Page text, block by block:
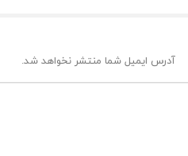
آدرس ایمیل شما منتشر نخواهد شد.